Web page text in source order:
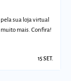
sua loja virtual
muito mais. Confira!
15 SET.